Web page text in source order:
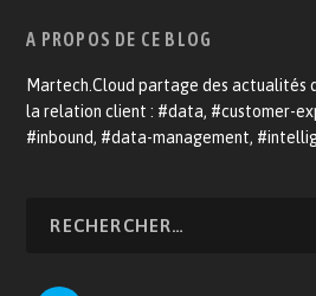
A PROPOS DE CE BLOG
Martech.Cloud partage des actualités
la relation client : #data, #customer-
#inbound, #data-management,